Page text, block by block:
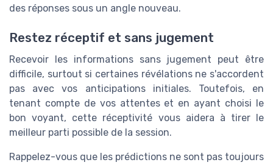
des réponses sous un angle nouveau.
Restez réceptif et sans jugement
Recevoir les informations sans jugement peut être
difficile, surtout si certaines révélations ne s'accordent
pas avec vos anticipations initiales. Toutefois, en
tenant compte de vos attentes et en ayant choisi le
bon voyant, cette réceptivité vous aidera à tirer le
meilleur parti possible de la session.
Rappelez-vous que les prédictions ne sont pas toujours